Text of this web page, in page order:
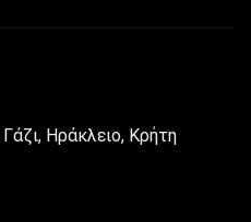
Ηράκλειο, Κρήτη